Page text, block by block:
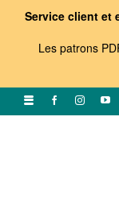
Service client et
Les patrons